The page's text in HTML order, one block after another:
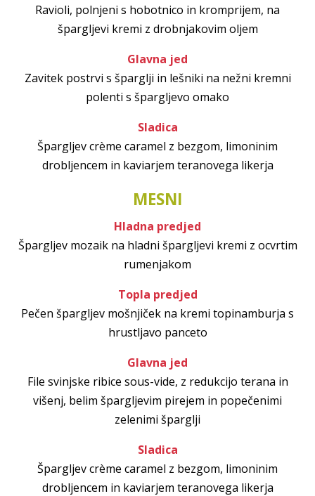
Ravioli, polnjeni s hobotnico in kromprijem, na
špargljevi kremi z drobnjakovim oljem
Glavna jed
Zavitek postrvi s šparglji in lešniki na nežni kremni
polenti s špargljevo omako
Sladica
Špargljev crème caramel z bezgom, limoninim
drobljencem in kaviarjem teranovega likerja
MESNI
Hladna predjed
Špargljev mozaik na hladni špargljevi kremi z ocvrtim
rumenjakom
Topla predjed
Pečen špargljev mošnjiček na kremi topinamburja s
hrustljavo panceto
Glavna jed
File svinjske ribice sous-vide, z redukcijo terana in
višenj, belim špargljevim pirejem in popečenimi
zelenimi šparglji
Sladica
Špargljev crème caramel z bezgom, limoninim
drobljencem in kaviarjem teranovega likerja